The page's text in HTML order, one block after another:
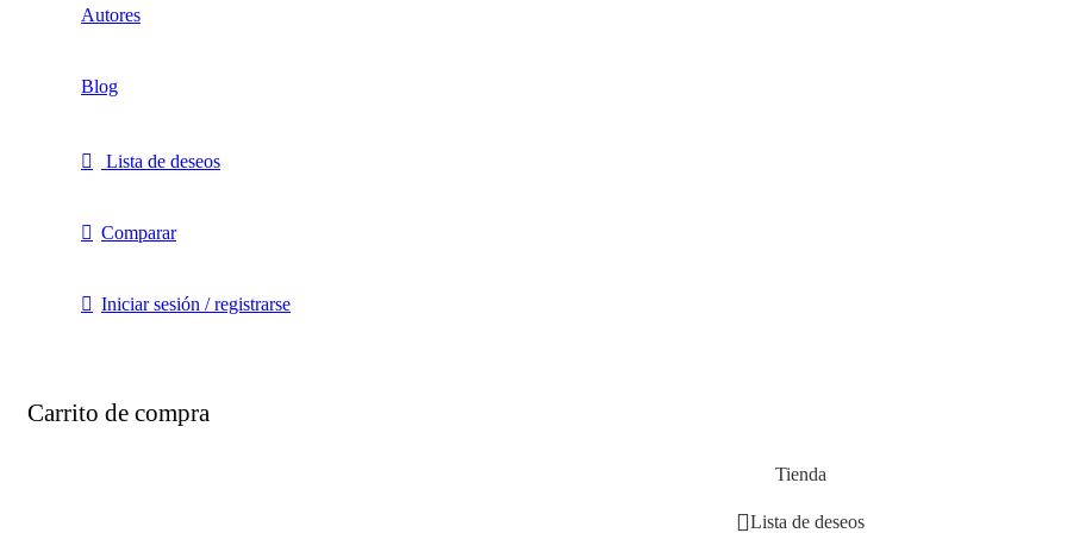
Autores
Blog
Lista de deseos
Comparar
Iniciar sesión / registrarse
Carrito de compra
Tienda
Lista de deseos